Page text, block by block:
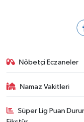
Nöbetçi Eczaneler
Namaz Vakitleri
Süper Lig Puan